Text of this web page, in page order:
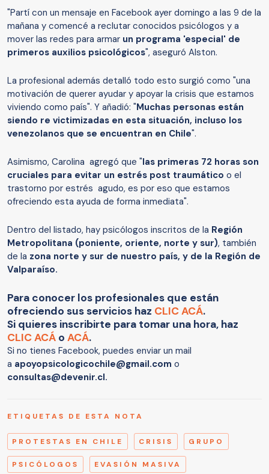
"Partí con un mensaje en Facebook ayer domingo a las 9 de la
mañana y comencé a reclutar conocidos psicólogos y a
mover las redes para armar un programa 'especial' de
primeros auxilios psicológicos", aseguró Alston.
La profesional además detalló todo esto surgió como "una
motivación de querer ayudar y apoyar la crisis que estamos
viviendo como país". Y añadió: "Muchas personas están
siendo re victimizadas en esta situación, incluso los
venezolanos que se encuentran en Chile".
Asimismo, Carolina agregó que "las primeras 72 horas son
cruciales para evitar un estrés post traumático o el
trastorno por estrés agudo, es por eso que estamos
ofreciendo esta ayuda de forma inmediata".
Dentro del listado, hay psicólogos inscritos de la Región
Metropolitana (poniente, oriente, norte y sur), también
de la zona norte y sur de nuestro país, y de la Región de
Valparaíso.
Para conocer los profesionales que están
ofreciendo sus servicios haz CLIC ACÁ.
Si quieres inscribirte para tomar una hora, haz
CLIC ACÁ o ACÁ.
Si no tienes Facebook, puedes enviar un mail
a apoyopsicologicochile@gmail.com o
consultas@devenir.cl.
ETIQUETAS DE ESTA NOTA
PROTESTAS EN CHILE CRISIS GRUPO
PSICÓLOGOS EVASIÓN MASIVA